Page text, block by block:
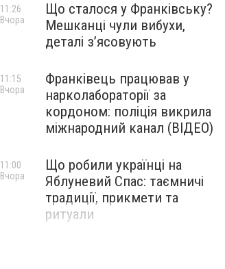
Що сталося у Франківську?
Мешканці чули вибухи,
деталі з’ясовують
11:26
Вчора
Франківець працював у
нарколабораторії за
кордоном: поліція викрила
міжнародний канал (ВІДЕО)
11:15
Вчора
Що робили українці на
Яблуневий Спас: таємничі
традиції, прикмети та
ритуали
11:00
Вчора